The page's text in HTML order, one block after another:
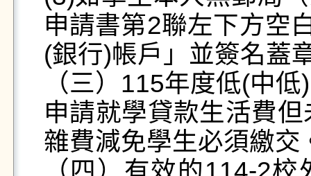
申請書第2聯左下方空
(銀行)帳戶」並簽名蓋
（三）115年度低(中
申請就學貸款生活費
雜費減免學生必須繳交